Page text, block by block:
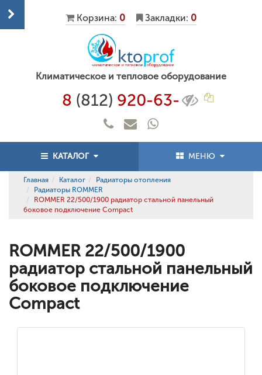
Корзина: 0 Закладки: 0
Климатическое и тепловое оборудование
8 (812) 920-63-
КАТАЛОГ МЕНЮ
Главная Каталог
Радиаторы отопления
Радиаторы ROMMER
ROMMER 22/500/1900 радиатор стальной панельный
боковое подключение Compact
ROMMER 22/500/1900
радиатор стальной панельный
боковое подключение
Compact